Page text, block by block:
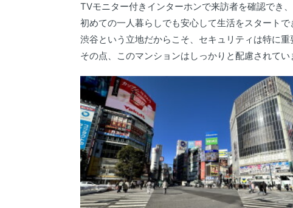
TVモニター付きインターホンで来訪者を確認でき
初めての一人暮らしでも安心して生活をスタートで
渋谷という立地だからこそ、セキュリティは特に重
その点、このマンションはしっかりと配慮されてい